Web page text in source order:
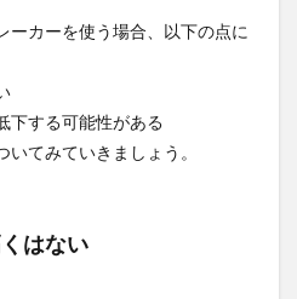
ーカーを使う場合、以下の点に
下する可能性がある
てみていきましょう。
はない